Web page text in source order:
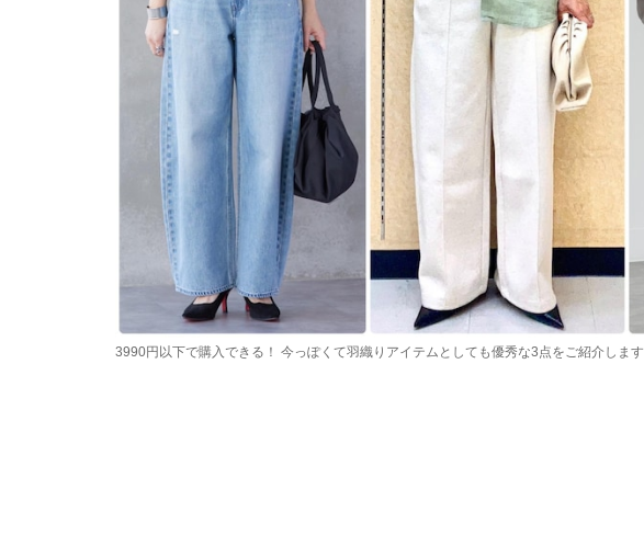
3990円以下で購入できる！ 今っぽくて羽織りアイテムとしても優秀な3点をご紹介します